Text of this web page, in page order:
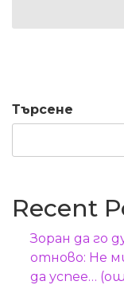
Търсене
Recent
Зоран да го
отново: Не
да успее…